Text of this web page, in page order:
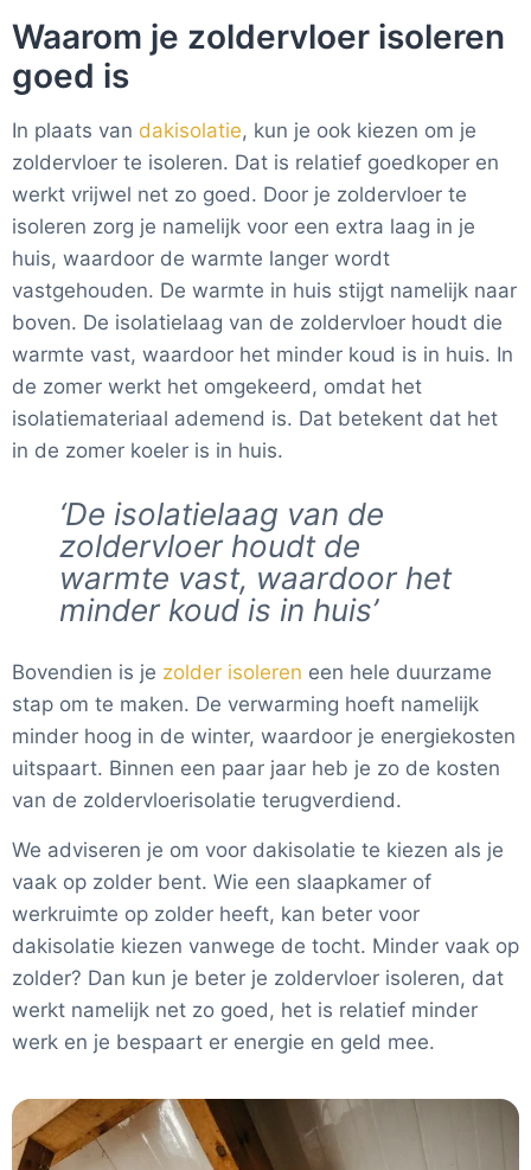
Waarom je zoldervloer isoleren
goed is
In plaats van dakisolatie, kun je ook kiezen om je
zoldervloer te isoleren. Dat is relatief goedkoper en
werkt vrijwel net zo goed. Door je zoldervloer te
isoleren zorg je namelijk voor een extra laag in je
huis, waardoor de warmte langer wordt
vastgehouden. De warmte in huis stijgt namelijk naar
boven. De isolatielaag van de zoldervloer houdt die
warmte vast, waardoor het minder koud is in huis. In
de zomer werkt het omgekeerd, omdat het
isolatiemateriaal ademend is. Dat betekent dat het
in de zomer koeler is in huis.
‘De isolatielaag van de
zoldervloer houdt de
warmte vast, waardoor het
minder koud is in huis’
Bovendien is je zolder isoleren een hele duurzame
stap om te maken. De verwarming hoeft namelijk
minder hoog in de winter, waardoor je energiekosten
uitspaart. Binnen een paar jaar heb je zo de kosten
van de zoldervloerisolatie terugverdiend.
We adviseren je om voor dakisolatie te kiezen als je
vaak op zolder bent. Wie een slaapkamer of
werkruimte op zolder heeft, kan beter voor
dakisolatie kiezen vanwege de tocht. Minder vaak op
zolder? Dan kun je beter je zoldervloer isoleren, dat
werkt namelijk net zo goed, het is relatief minder
werk en je bespaart er energie en geld mee.